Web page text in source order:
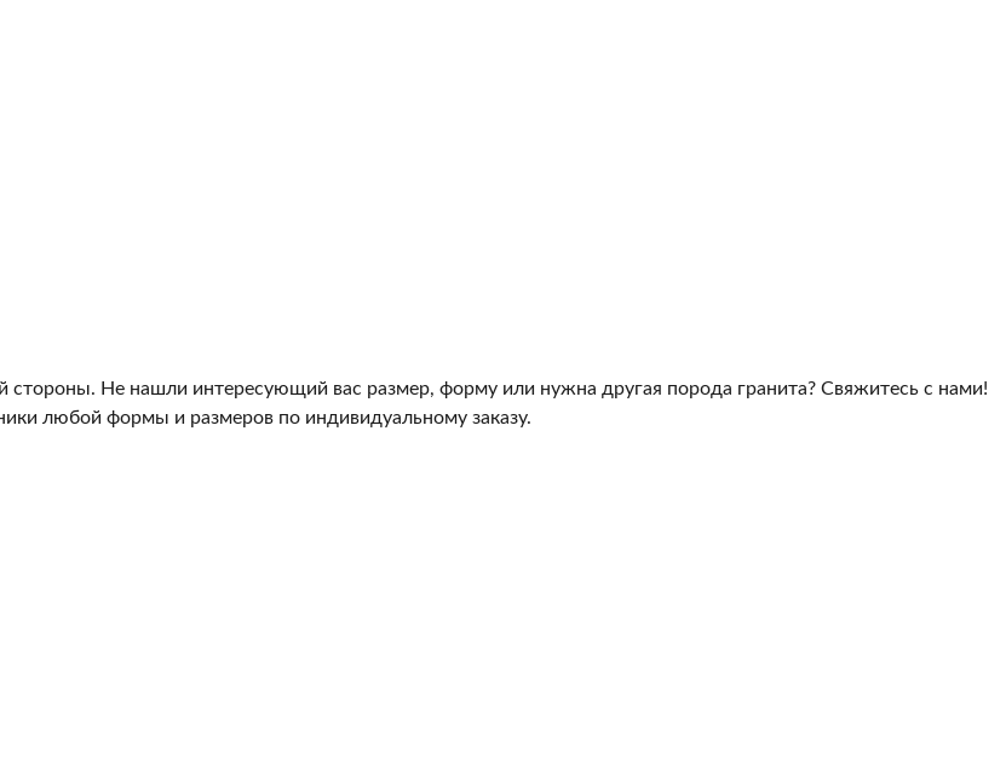
стороны. Не нашли интересующий вас размер, форму или нужна другая порода гранита? Свяжитесь с нами!
любой формы и размеров по индивидуальному заказу.